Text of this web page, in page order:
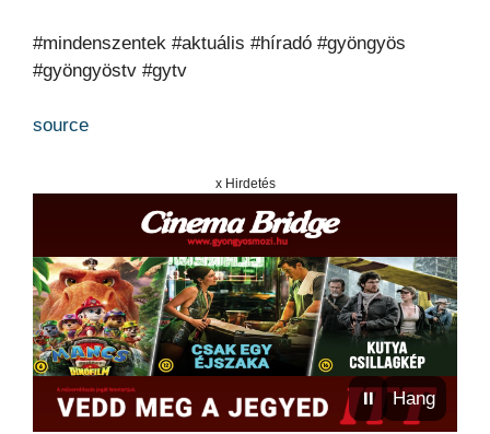
#mindenszentek #aktuális #híradó #gyöngyös
#gyöngyöstv #gytv
source
x Hirdetés
⏸ Hang